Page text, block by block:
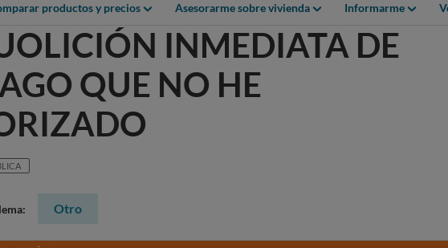
productos y precios Asesorarme sobre vivienda Informarme
INMEDIATA DE
QUE NO HE
Otro